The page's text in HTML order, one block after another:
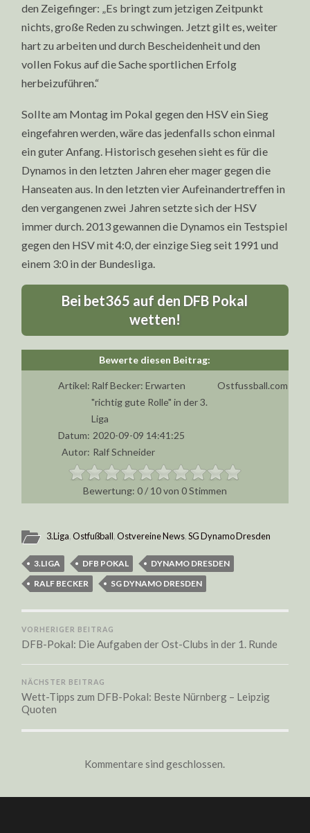
den Zeigefinger: „Es bringt zum jetzigen Zeitpunkt
nichts, große Reden zu schwingen. Jetzt gilt es, weiter
hart zu arbeiten und durch Bescheidenheit und den
vollen Fokus auf die Sache sportlichen Erfolg
herbeizuführen.“
Sollte am Montag im Pokal gegen den HSV ein Sieg
eingefahren werden, wäre das jedenfalls schon einmal
ein guter Anfang. Historisch gesehen sieht es für die
Dynamos in den letzten Jahren eher mager gegen die
Hanseaten aus. In den letzten vier Aufeinandertreffen in
den vergangenen zwei Jahren setzte sich der HSV
immer durch. 2013 gewannen die Dynamos ein Testspiel
gegen den HSV mit 4:0, der einzige Sieg seit 1991 und
einem 3:0 in der Bundesliga.
Bei bet365 auf den DFB Pokal
wetten!
Artikel: Ralf Becker: Erwarten
"richtig gute Rolle" in der 3.
Liga
Ostfussball.com
Datum: 2020-09-09 14:41:25
Autor: Ralf Schneider
0/ 10von 0Stimmen
3.Liga,Ostfußball,Ostvereine News,SG Dynamo Dresden
3.LIGA DFB POKAL
DYNAMO DRESDEN
RALF BECKER
SG DYNAMO DRESDEN
VORHERIGER BEITRAG
DFB-Pokal: Die Aufgaben der Ost-Clubs in der 1. Runde
NÄCHSTER BEITRAG
Wett-Tipps zum DFB-Pokal: Beste Nürnberg – Leipzig
Quoten
Kommentare sind geschlossen.